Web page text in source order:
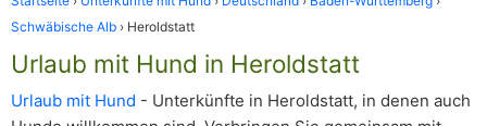
Schwäbische Alb
Heroldstatt
Urlaub mit Hund in Heroldstatt
Urlaub mit Hund - Unterkünfte in Heroldstatt, in denen auch